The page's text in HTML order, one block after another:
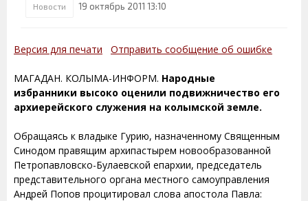
Новости 19 октябрь 2011 13:10
Версия для печати Отправить сообщение об ошибке
МАГАДАН. КОЛЫМА-ИНФОРМ. Народные
избранники высоко оценили подвижничество его
архиерейского служения на колымской земле.
Обращаясь к владыке Гурию, назначенному Священным
Синодом правящим архипастырем новообразованной
Петропавловско-Булаевской епархии, председатель
представительного органа местного самоуправления
Андрей Попов процитировал слова апостола Павла: